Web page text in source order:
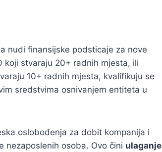
nudi finansijske podsticaje za nove
stvaraju 20+ radnih mjesta, ili
10+ radnih mjesta, kvalifikuju se
sredstvima osnivanjem entiteta u
oslobođenja za dobit kompanija i
nezaposlenih osoba. Ovo čini ulaganje